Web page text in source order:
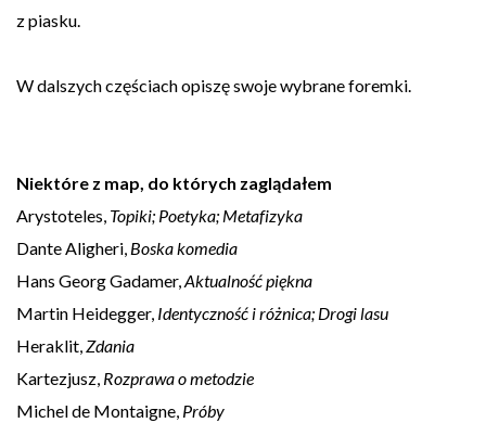
z piasku.
W dalszych częściach opiszę swoje wybrane foremki.
Niektóre z map, do których zaglądałem
Arystoteles, Topiki; Poetyka; Metafizyka
Dante Aligheri, Boska komedia
Hans Georg Gadamer,Aktualność piękna
Martin Heidegger, Identyczność i różnica; Drogi lasu
Heraklit,Zdania
Kartezjusz, Rozprawa o metodzie
Michel de Montaigne, Próby